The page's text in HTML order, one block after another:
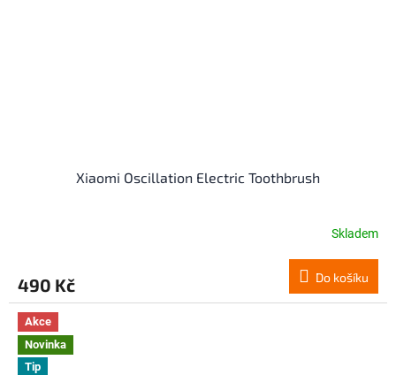
Xiaomi Oscillation Electric Toothbrush
Skladem
490 Kč Do košíku
Akce
Novinka
Tip